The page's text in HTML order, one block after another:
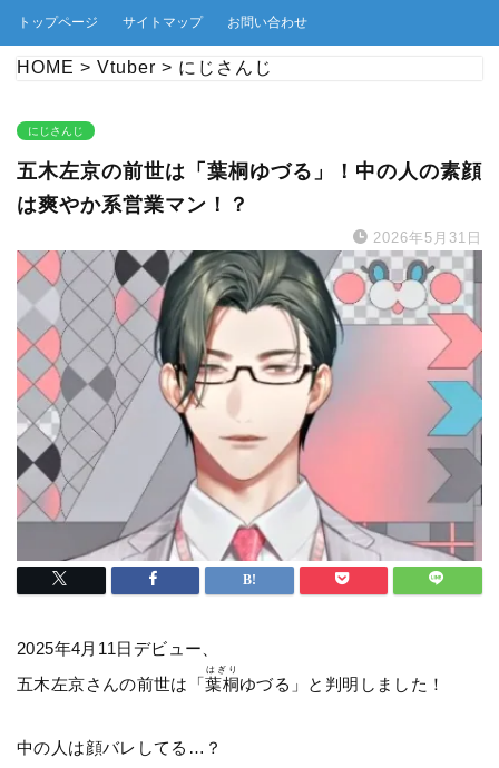
トップページ サイトマップ お問い合わせ
HOME > Vtuber > にじさんじ
にじさんじ
五木左京の前世は「葉桐ゆづる」！中の人の素顔
は爽やか系営業マン！？
2026年5月31日
2025年4月11日デビュー、
五木左京さんの前世は「葉桐
はぎり
ゆづる」と判明しました！
中の人は顔バレしてる…？